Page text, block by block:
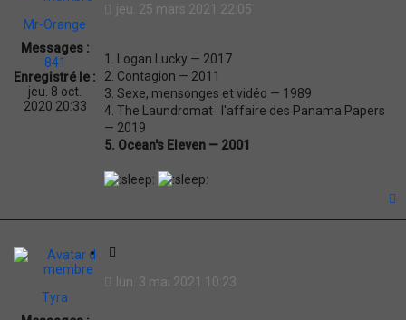
Mr-Orange
Messages :
841
Enregistré le :
jeu. 8 oct.
2020 20:33
t
i
o
n
jeu. 25 mars 2021 22:05
1. Logan Lucky — 2017
2. Contagion — 2011
3. Sexe, mensonges et vidéo — 1989
4. The Laundromat : l'affaire des Panama Papers
— 2019
5. Ocean's Eleven — 2001
Tyra
t
lun. 3 mai 2021 10:23